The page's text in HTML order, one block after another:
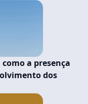
a presença
dos